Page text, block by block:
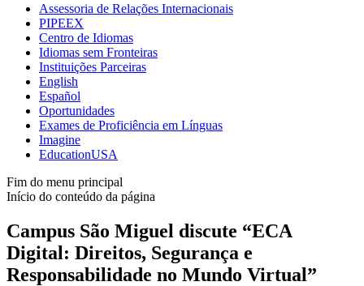
Assessoria de Relações Internacionais
PIPEEX
Centro de Idiomas
Idiomas sem Fronteiras
Instituições Parceiras
English
Español
Oportunidades
Exames de Proficiência em Línguas
Imagine
EducationUSA
Fim do menu principal
Início do conteúdo da página
Campus São Miguel discute “ECA
Digital: Direitos, Segurança e
Responsabilidade no Mundo Virtual”